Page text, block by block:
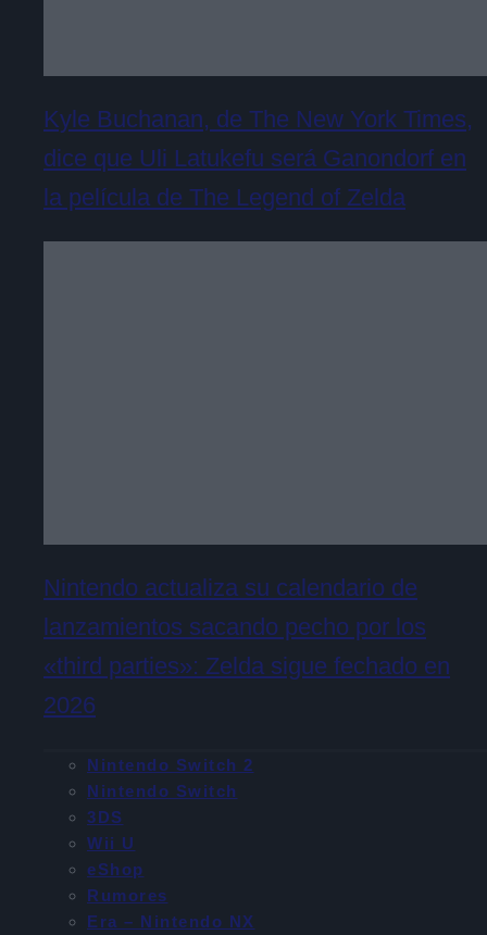
Kyle Buchanan, de The New York Times,
dice que Uli Latukefu será Ganondorf en
la película de The Legend of Zelda
Nintendo actualiza su calendario de
lanzamientos sacando pecho por los
«third parties»: Zelda sigue fechado en
2026
Nintendo Switch 2
Nintendo Switch
3DS
Wii U
eShop
Rumores
Era – Nintendo NX